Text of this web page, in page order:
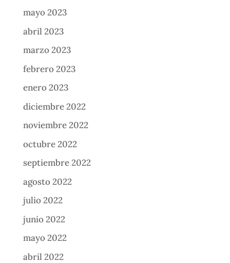
mayo 2023
abril 2023
marzo 2023
febrero 2023
enero 2023
diciembre 2022
noviembre 2022
octubre 2022
septiembre 2022
agosto 2022
julio 2022
junio 2022
mayo 2022
abril 2022